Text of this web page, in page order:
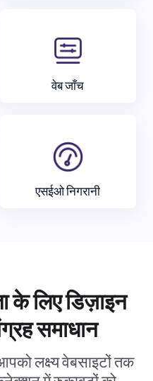
वेब जाँच
एसईओ निगरानी
के लिए डिज़ाइन
समाधान
लक्ष्य वेबसाइटों तक